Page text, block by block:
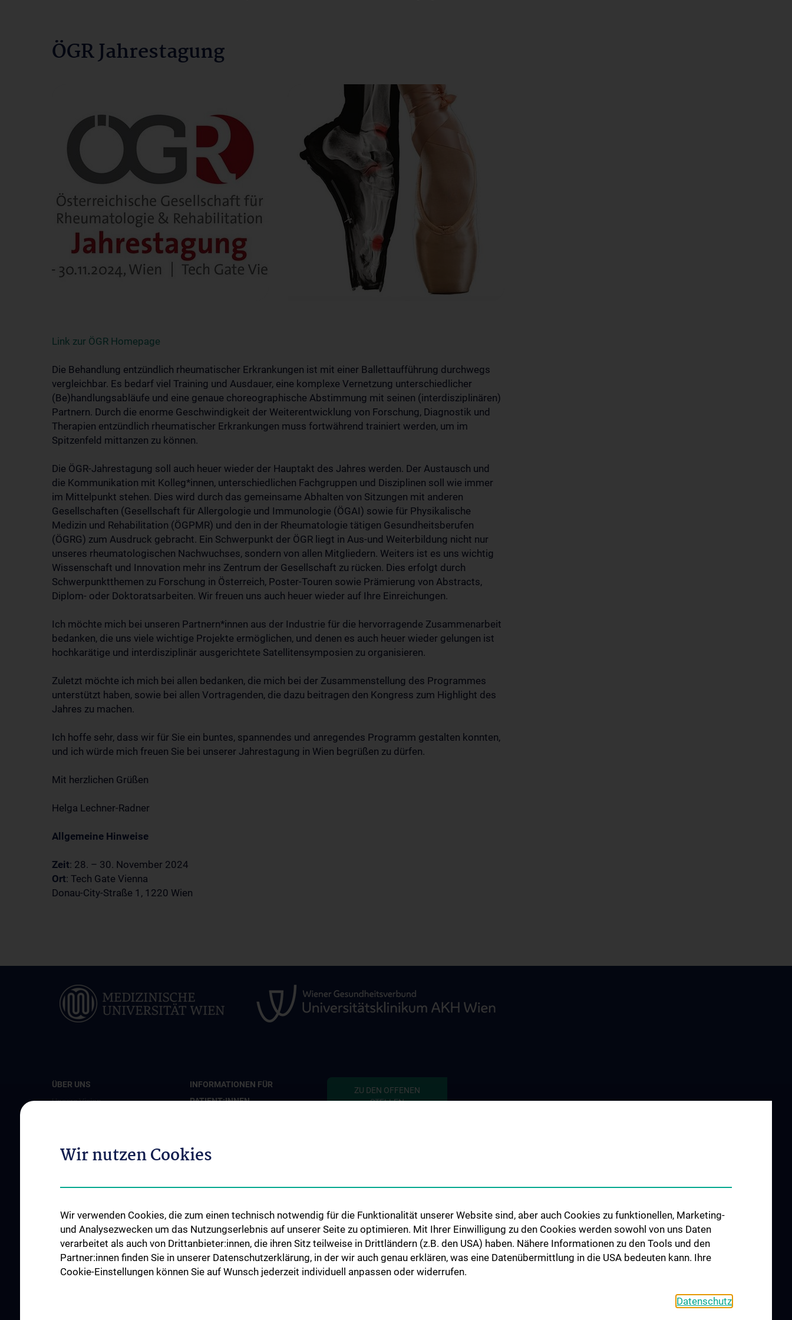
ÖGR Jahrestagung
Link zur ÖGR Homepage
Die Behandlung entzündlich rheumatischer Erkrankungen ist mit einer Ballettaufführung durchwegs
vergleichbar. Es bedarf viel Training und Ausdauer, eine komplexe Vernetzung unterschiedlicher
(Be)handlungsabläufe und eine genaue choreographische Abstimmung mit seinen (interdisziplinären)
Partnern. Durch die enorme Geschwindigkeit der Weiterentwicklung von Forschung, Diagnostik und
Therapien entzündlich rheumatischer Erkrankungen muss fortwährend trainiert werden, um im
Spitzenfeld mittanzen zu können.
Die ÖGR-Jahrestagung soll auch heuer wieder der Hauptakt des Jahres werden. Der Austausch und
die Kommunikation mit Kolleg*innen, unterschiedlichen Fachgruppen und Disziplinen soll wie immer
im Mittelpunkt stehen. Dies wird durch das gemeinsame Abhalten von Sitzungen mit anderen
Gesellschaften (Gesellschaft für Allergologie und Immunologie (ÖGAI) sowie für Physikalische
Medizin und Rehabilitation (ÖGPMR) und den in der Rheumatologie tätigen Gesundheitsberufen
(ÖGRG) zum Ausdruck gebracht. Ein Schwerpunkt der ÖGR liegt in Aus-und Weiterbildung nicht nur
unseres rheumatologischen Nachwuchses, sondern von allen Mitgliedern. Weiters ist es uns wichtig
Wissenschaft und Innovation mehr ins Zentrum der Gesellschaft zu rücken. Dies erfolgt durch
Schwerpunktthemen zu Forschung in Österreich, Poster-Touren sowie Prämierung von Abstracts,
Diplom- oder Doktoratsarbeiten. Wir freuen uns auch heuer wieder auf Ihre Einreichungen.
Ich möchte mich bei unseren Partnern*innen aus der Industrie für die hervorragende Zusammenarbeit
bedanken, die uns viele wichtige Projekte ermöglichen, und denen es auch heuer wieder gelungen ist
hochkarätige und interdisziplinär ausgerichtete Satellitensymposien zu organisieren.
Zuletzt möchte ich mich bei allen bedanken, die mich bei der Zusammenstellung des Programmes
unterstützt haben, sowie bei allen Vortragenden, die dazu beitragen den Kongress zum Highlight des
Jahres zu machen.
Ich hoffe sehr, dass wir für Sie ein buntes, spannendes und anregendes Programm gestalten konnten,
und ich würde mich freuen Sie bei unserer Jahrestagung in Wien begrüßen zu dürfen.
Mit herzlichen Grüßen
Helga Lechner-Radner
Allgemeine Hinweise
Zeit: 28. – 30. November 2024
Ort: Tech Gate Vienna
Donau-City-Straße 1, 1220 Wien
ÜBER UNS
Unsere Vision
Leitungsgremium
Unsere Partnerinstitutionen
CCII-Jahresberichte
News
Events
INFORMATIONEN FÜR
PATIENT:INNEN
Informationen zum Thema
ZU DEN OFFENEN
STELLEN
Wir nutzen Cookies
Wir verwenden Cookies, die zum einen technisch notwendig für die Funktionalität unserer Website sind, aber auch Cookies zu funktionellen, Marketing-
und Analysezwecken um das Nutzungserlebnis auf unserer Seite zu optimieren. Mit Ihrer Einwilligung zu den Cookies werden sowohl von uns Daten
verarbeitet als auch von Drittanbieter:innen, die ihren Sitz teilweise in Drittländern (z.B. den USA) haben. Nähere Informationen zu den Tools und den
Partner:innen finden Sie in unserer Datenschutzerklärung, in der wir auch genau erklären, was eine Datenübermittlung in die USA bedeuten kann. Ihre
Cookie-Einstellungen können Sie auf Wunsch jederzeit individuell anpassen oder widerrufen.
Datenschutz